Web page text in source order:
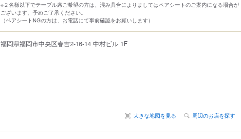
※２名様以下でテーブル席ご希望の方は、混み具合によりましてはペアシートのご案内になる場合が
ございます。予めご了承ください。
（ペアシートNGの方は、お電話にて事前確認をお願いします）
福岡県福岡市中央区春吉2-16-14 中村ビル 1F
大きな地図を見る 周辺のお店を探す